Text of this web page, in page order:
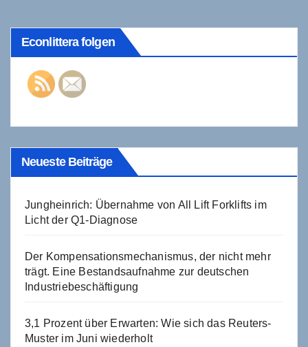
Econlittera folgen
Neueste Beiträge
Jungheinrich: Übernahme von All Lift Forklifts im
Licht der Q1-Diagnose
Der Kompensationsmechanismus, der nicht mehr
trägt. Eine Bestandsaufnahme zur deutschen
Industriebeschäftigung
3,1 Prozent über Erwarten: Wie sich das Reuters-
Muster im Juni wiederholt